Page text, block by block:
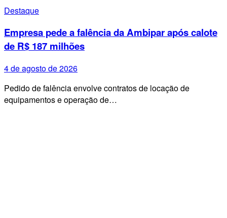
Destaque
Empresa pede a falência da Ambipar após calote
de R$ 187 milhões
4 de agosto de 2026
Pedido de falência envolve contratos de locação de
equipamentos e operação de…